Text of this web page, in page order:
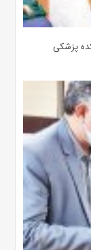
پزشکی